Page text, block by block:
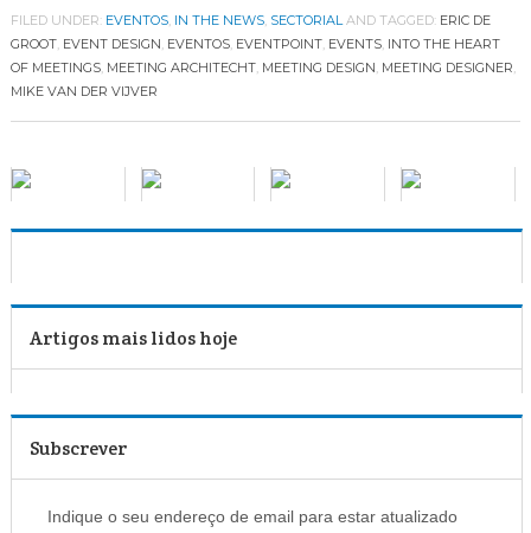
FILED UNDER: EVENTOS, IN THE NEWS, SECTORIAL AND TAGGED: ERIC DE
GROOT, EVENT DESIGN, EVENTOS, EVENTPOINT, EVENTS, INTO THE HEART
OF MEETINGS, MEETING ARCHITECHT, MEETING DESIGN, MEETING DESIGNER,
MIKE VAN DER VIJVER
Artigos mais lidos hoje
Subscrever
Indique o seu endereço de email para estar atualizado